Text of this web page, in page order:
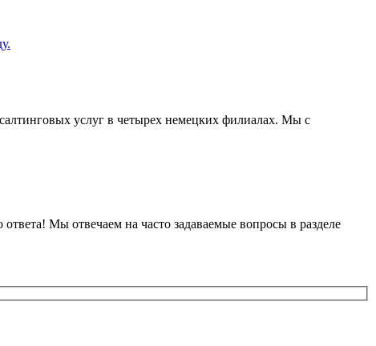
услуг в четырех немецких филиалах. Мы с
Мы отвечаем на часто задаваемые вопросы в разделе